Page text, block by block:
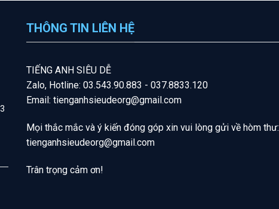
THÔNG TIN LIÊN HỆ
TIẾNG ANH SIÊU DỄ
Zalo, Hotline: 03.543.90.883 - 037.8833.120
Email: tienganhsieudeorg@gmail.com
Mọi thắc mắc và ý kiến đóng góp xin vui lòng gửi về hòm thư:
tienganhsieudeorg@gmail.com
Trân trọng cảm ơn!